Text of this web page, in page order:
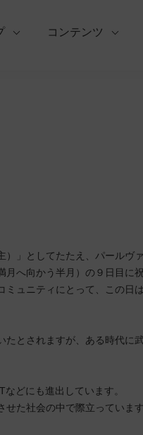
コンテンツ
」としてたたえ、パールヴ
へ向かう半月）の９日目に祝
ュニティにとって、この日
とされますが、ある時代に
どにも進出しています。
た社会の中で際立っています